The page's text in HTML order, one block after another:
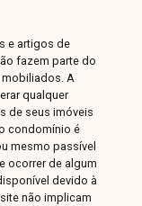
e artigos de
fazem parte do
A
qualquer
de seus imóveis
condomínio é
mesmo passível
ocorrer de algum
devido à
não implicam